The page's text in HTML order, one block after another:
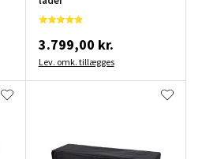
3.799,00 kr.
Lev. omk. tillægges